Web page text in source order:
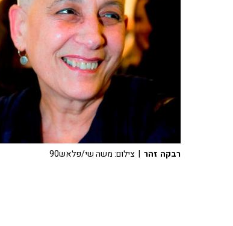
רבקה זהר | צילום: משה שי/פלאש90